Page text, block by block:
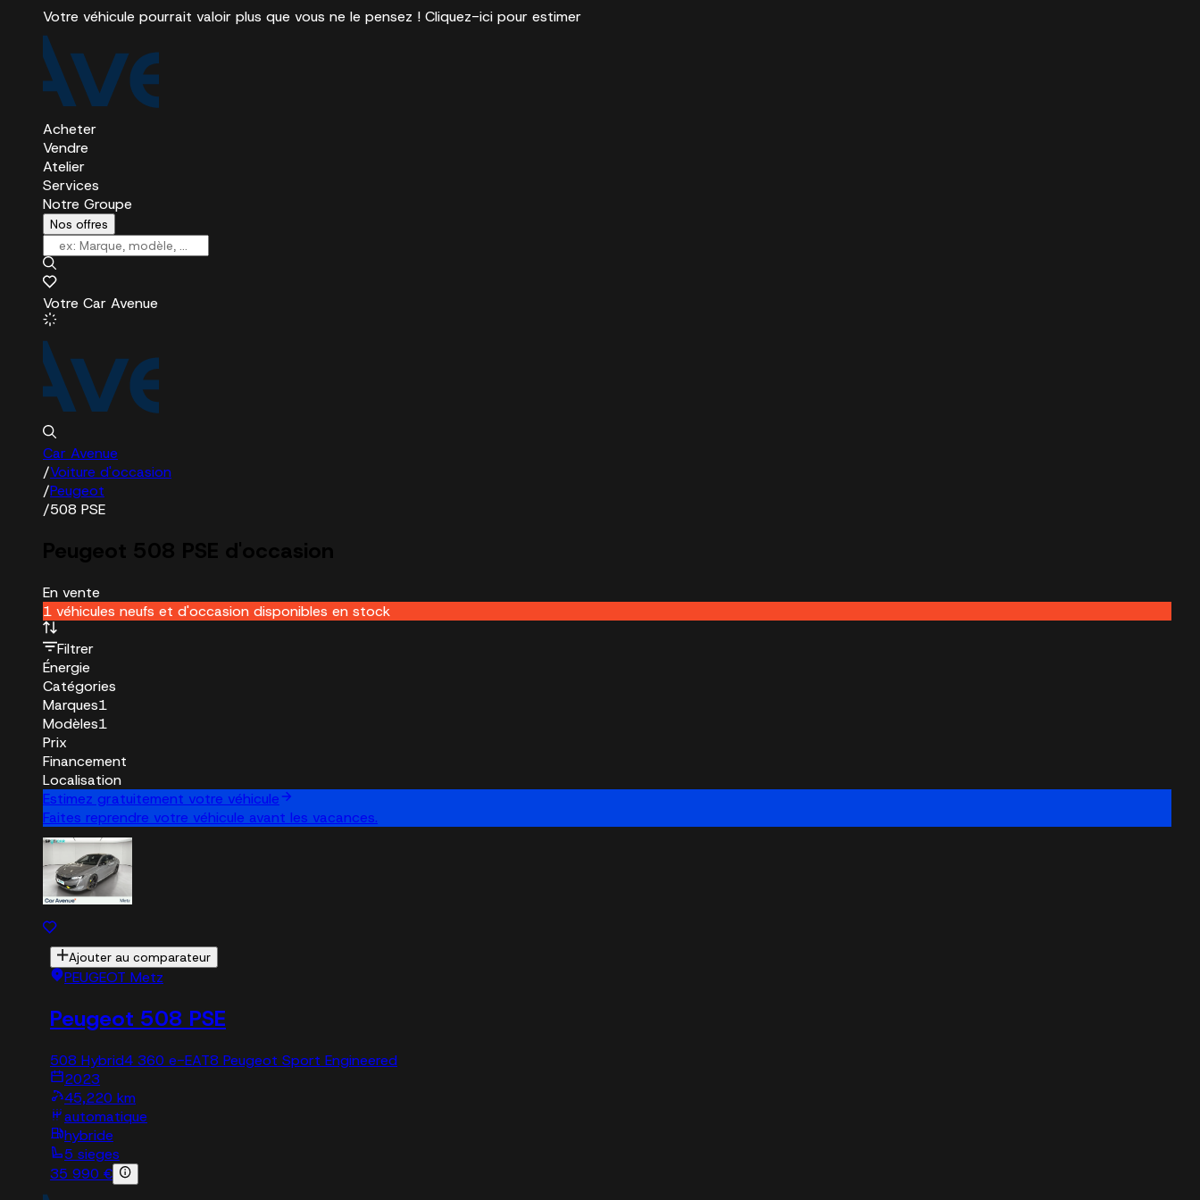
Votre véhicule pourrait valoir plus que vous ne le pensez ! Cliquez-ici pour estimer
Acheter
Vendre
Atelier
Services
Notre Groupe
Nos offres
Votre Car Avenue
Car Avenue
/Voiture d'occasion
/Peugeot
/508 PSE
En vente
1 véhicules neufs et d'occasion disponibles en stock
Filtrer
Énergie
Catégories
Marques1
Modèles1
Prix
Financement
Localisation
Estimez gratuitement votre véhicule
Faites reprendre votre véhicule avant les vacances.
Ajouter au comparateur
PEUGEOT Metz
Peugeot 508 PSE
508 Hybrid4 360 e-EAT8 Peugeot Sport Engineered
2023
45,220 km
automatique
hybride
5 sieges
35 990 €